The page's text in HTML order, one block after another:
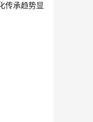
传承趋势显